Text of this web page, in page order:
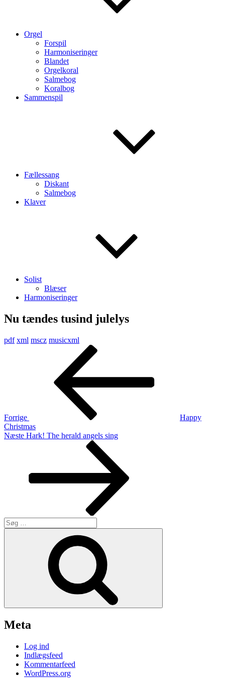
Orgel
Forspil
Harmoniseringer
Blandet
Orgelkoral
Salmebog
Koralbog
Sammenspil
Fællessang
Diskant
Salmebog
Klaver
Solist
Blæser
Harmoniseringer
Nu tændes tusind julelys
pdf xml mscz musicxml
Indlægsnavigation
Forrige
Happy
Christmas
Næste
Næste Hark! The herald angels sing
Søg
efter:
Meta
Log ind
Indlægsfeed
Kommentarfeed
WordPress.org